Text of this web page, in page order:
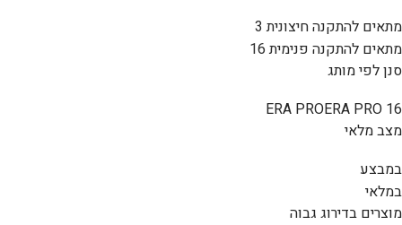
מתאים להתקנה חיצונית 3
מתאים להתקנה פנימית 16
סנן לפי מותג
ERA PROERA PRO 16
מצב מלאי
במבצע
במלאי
מוצרים בדירוג גבוה